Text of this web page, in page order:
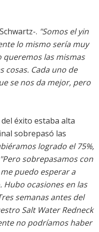
. "Somos el yin
lo mismo sería muy
queremos las mismas
cosas. Cada uno de
se nos da mejor, pero
éxito estaba alta
sobrepasó las
logrado el 75%,
"Pero sobrepasamos con
puedo esperar a
ocasiones en las
semanas antes del
Salt Water Redneck
no podríamos haber